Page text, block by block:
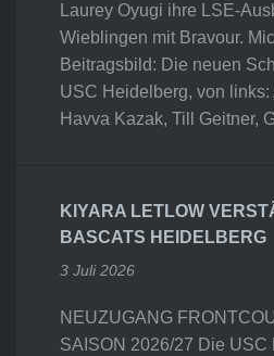
Laurey Oyugi ihre LSE-
Wieblingen mit Bravour.
Beitragsbild: Die neuen
USC Heidelberg, von links:
Havva Kazak, Till Geitner,
KIYARA LETLOW
BASCATS HEIDELBERG
3 Juli 2026
NEUZUGANG
SAISON 2026/27 Die USC